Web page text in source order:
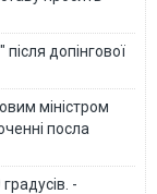
допінгової
міністром
посла
-